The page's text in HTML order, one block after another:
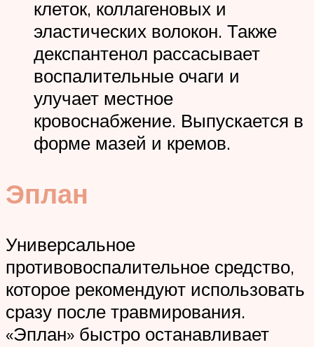
клеток, коллагеновых и
эластических волокон. Также
декспантенол рассасывает
воспалительные очаги и
улучает местное
кровоснабжение. Выпускается в
форме мазей и кремов.
Эплан
Универсальное
противовоспалительное средство,
которое рекомендуют использовать
сразу после травмирования.
«Эплан» быстро останавливает